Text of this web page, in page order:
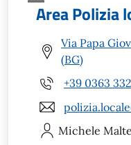
Area Polizia
Via Papa
(BG)
+39 0363
Michele